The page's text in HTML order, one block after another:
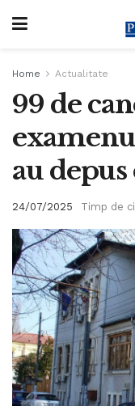
Home Actualitate
99 de
au
24/07/2025 Timp de